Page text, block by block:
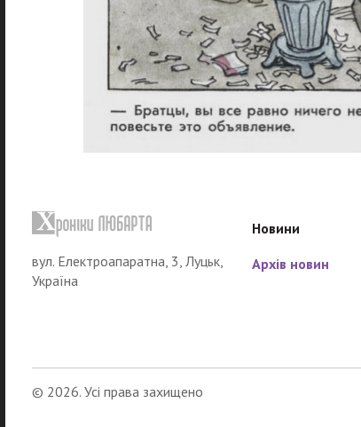
вул. Електроапаратна, 3, Луцьк,
Україна
Новини
Архів новин
© 2026. Усі права захищено